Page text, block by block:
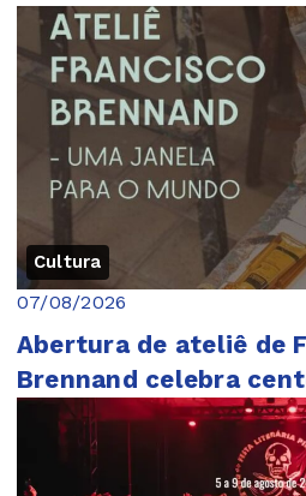
Cultura
07/08/2026
Abertura de ateliê de
Brennand celebra